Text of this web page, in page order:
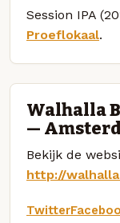
Session IPA
Proeflokaal.
Walhalla
—
Bekijk de
http://
Twitter